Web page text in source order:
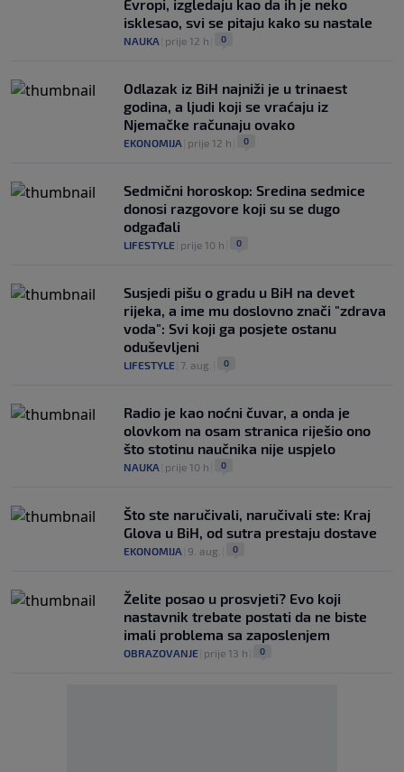
Evropi, izgledaju kao da ih je neko
isklesao, svi se pitaju kako su nastale
NAUKA prije 12 h 0
Odlazak iz BiH najniži je u trinaest
godina, a ljudi koji se vraćaju iz
Njemačke računaju ovako
EKONOMIJA prije 12 h 0
Sedmični horoskop: Sredina sedmice
donosi razgovore koji su se dugo
odgađali
LIFESTYLE prije 10 h 0
Susjedi pišu o gradu u BiH na devet
rijeka, a ime mu doslovno znači "zdrava
voda": Svi koji ga posjete ostanu
oduševljeni
LIFESTYLE 7. aug. 0
Radio je kao noćni čuvar, a onda je
olovkom na osam stranica riješio ono
što stotinu naučnika nije uspjelo
NAUKA prije 10 h 0
Što ste naručivali, naručivali ste: Kraj
Glova u BiH, od sutra prestaju dostave
EKONOMIJA 9. aug. 0
Želite posao u prosvjeti? Evo koji
nastavnik trebate postati da ne biste
imali problema sa zaposlenjem
OBRAZOVANJE prije 13 h 0